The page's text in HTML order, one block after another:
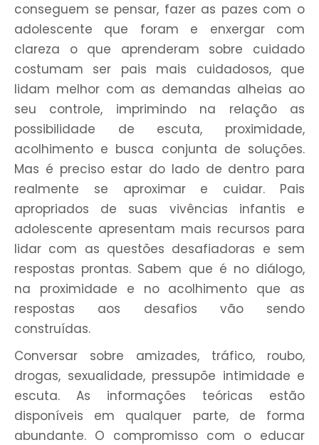
conseguem se pensar, fazer as pazes com o
adolescente que foram e enxergar com
clareza o que aprenderam sobre cuidado
costumam ser pais mais cuidadosos, que
lidam melhor com as demandas alheias ao
seu controle, imprimindo na relação as
possibilidade de escuta, proximidade,
acolhimento e busca conjunta de soluções.
Mas é preciso estar do lado de dentro para
realmente se aproximar e cuidar. Pais
apropriados de suas vivências infantis e
adolescente apresentam mais recursos para
lidar com as questões desafiadoras e sem
respostas prontas. Sabem que é no diálogo,
na proximidade e no acolhimento que as
respostas aos desafios vão sendo
construídas.
Conversar sobre amizades, tráfico, roubo,
drogas, sexualidade, pressupõe intimidade e
escuta. As informações teóricas estão
disponíveis em qualquer parte, de forma
abundante. O compromisso com o educar